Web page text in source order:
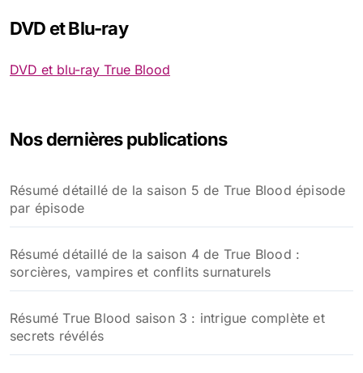
DVD et Blu-ray
DVD et blu-ray True Blood
Nos dernières publications
Résumé détaillé de la saison 5 de True Blood épisode
par épisode
Résumé détaillé de la saison 4 de True Blood :
sorcières, vampires et conflits surnaturels
Résumé True Blood saison 3 : intrigue complète et
secrets révélés